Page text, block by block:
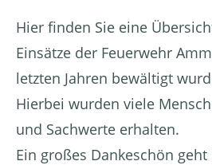
Hier finden Sie eine
Einsätze der Feuerwehr
letzten Jahren bewältigt
Hierbei wurden viele
und Sachwerte erhalten.
Ein großes Dankeschön